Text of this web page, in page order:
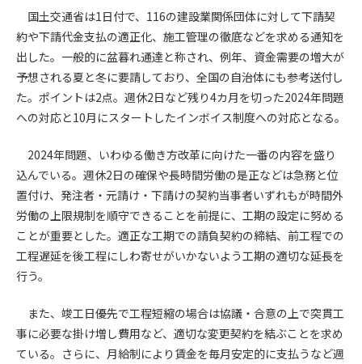
会員登録について
サポーター会員一覧
会社概要 お問い合わせ
個人情報保護方針
会員規約
国土交通省は1日付で、116の建設業関係団体に対して下請契
約や下請代金支払の適正化、施工管理の徹底などを求める通知を
出した。一般的に盆暮れ通達と称され、例年、資金需要の増大が
予想される夏と冬に要請しており、全国の自治体にも参考送付し
た。ポイントは2点。週休2日など残り4カ月を切った2024年問題
への対応と10月にスタートしたインボイス制度への対応となる。
2024年問題、いわゆる働き方改革に向けた一番の内容を盛り
込んでいる。週休2日の確保や長時間労働の是正などは急務と位
置付け、発注者・元請け・下請けの契約当事者いずれもが時間外
労働の上限規制を順守できることを前提に、工期の設定に努める
ことが重要とした。適正な工期での請負契約の締結、前工程での
工程遅延を後工程にしわ寄せがいかないよう工期の適切な延長を
行う。
また、竣工日優先で工程短縮の場合は協議・合意の上で突貫工
事に必要な掛け増し費用など、適切な変更契約を結ぶことを求め
ている。さらに、月給制により賃金を毎月安定的に支払うなど週
会員サービスの利用条件等について定めるものです。
2. 管理者が建設資料館WEB上で随時掲載するルールは本規約の
一部を構成するものとします。
第2条（規約の変更）
本規約は、会員の了承を得ることなく、随時変更されることが
あります。変更内容は、建設資料館WEB上に表示した時点で直
第4条（会員審査および資格の取り消し）
会員とは、本規約を承諾の上、所定の会員申込手続きを完了
後、管理者がこれを承認した者をいいます。
第4条（会員の定義と登録）
1. 管理者は前条により審査の結果、会員申込みをした者が以下
(1) 会員申し込みをした者が実在しなかった場合
(2) 本規約に違反した場合/li>
(3) 会員申し込みの際、申告事項に虚偽があった場合